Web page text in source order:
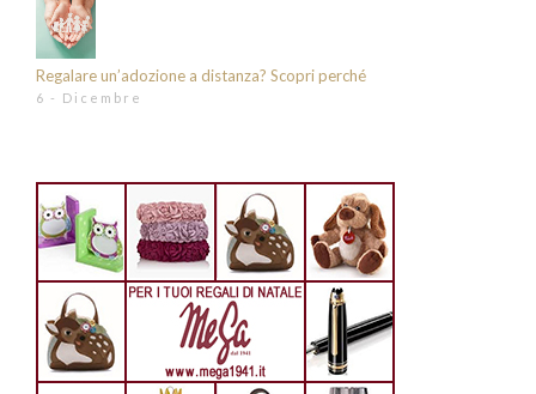
Regalare un’adozione a distanza? Scopri perché
6 - Dicembre